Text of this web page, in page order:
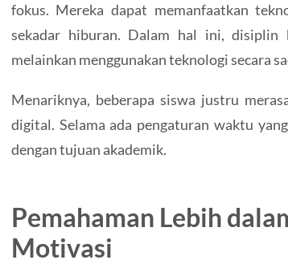
fokus. Mereka dapat memanfaatkan
sekadar hiburan. Dalam hal ini,
melainkan menggunakan teknologi secara
Menariknya, beberapa siswa justru
digital. Selama ada pengaturan waktu
dengan tujuan akademik.
Pemahaman Lebih
Motivasi